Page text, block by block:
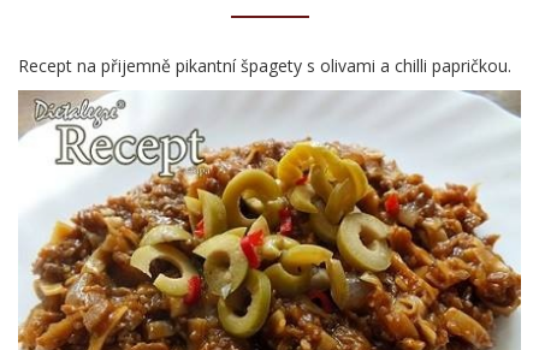
Recept na přijemně pikantní špagety s olivami a chilli papričkou.